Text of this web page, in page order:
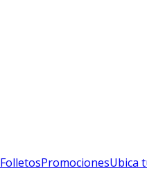
FolletosPromocionesUbica